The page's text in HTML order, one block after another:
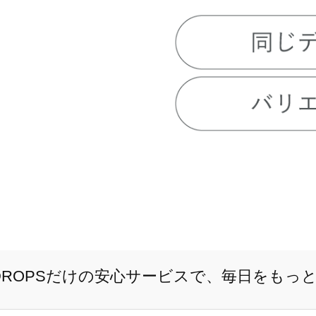
だけの安心サービスで、毎日をもっ